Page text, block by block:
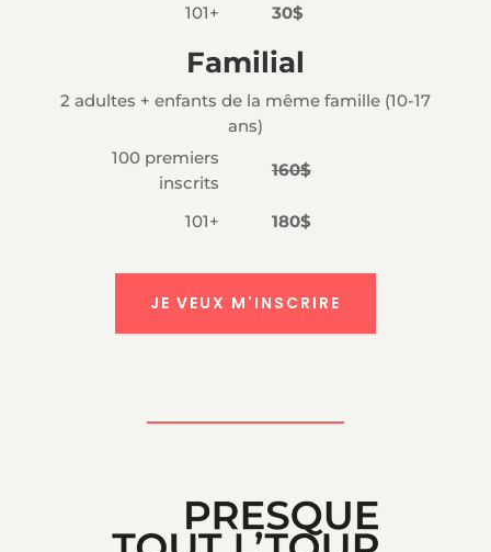
101+ 30$
Familial
2 adultes + enfants de la même famille (10-17
ans)
100 premiers
inscrits
160$
101+ 180$
JE VEUX M'INSCRIRE